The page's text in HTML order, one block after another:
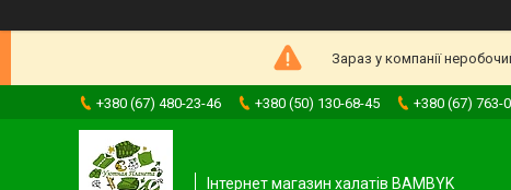
Зараз у компанії
+380 (67) 480-23-46 +380 (50) 130-68-45 +380 (67) 763-
Інтернет магазин халатів BAMBYK